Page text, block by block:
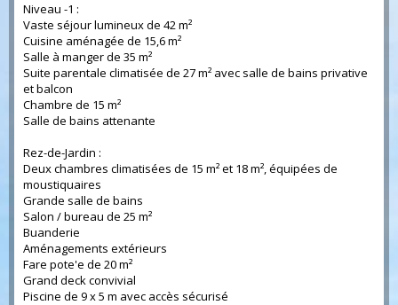
Niveau -1 :
Vaste séjour lumineux de 42 m²
Cuisine aménagée de 15,6 m²
Salle à manger de 35 m²
Suite parentale climatisée de 27 m² avec salle de bains privative
et balcon
Chambre de 15 m²
Salle de bains attenante
Rez-de-Jardin :
Deux chambres climatisées de 15 m² et 18 m², équipées de
moustiquaires
Grande salle de bains
Salon / bureau de 25 m²
Buanderie
Aménagements extérieurs
Fare pote'e de 20 m²
Grand deck convivial
Piscine de 9 x 5 m avec accès sécurisé